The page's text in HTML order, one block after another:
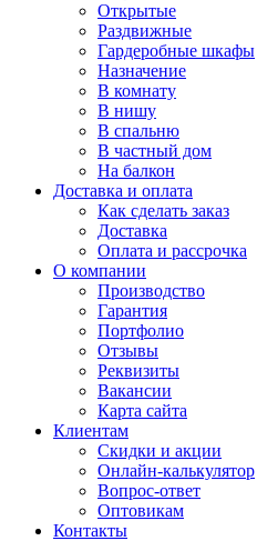
Открытые
Раздвижные
Гардеробные шкафы
Назначение
В комнату
В нишу
В спальню
В частный дом
На балкон
Доставка и оплата
Как сделать заказ
Доставка
Оплата и рассрочка
О компании
Производство
Гарантия
Портфолио
Отзывы
Реквизиты
Вакансии
Карта сайта
Клиентам
Скидки и акции
Онлайн-калькулятор
Вопрос-ответ
Оптовикам
Контакты